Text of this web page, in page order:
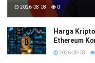
2026-08-08 0
Harga
Ethereum
2026-08-08